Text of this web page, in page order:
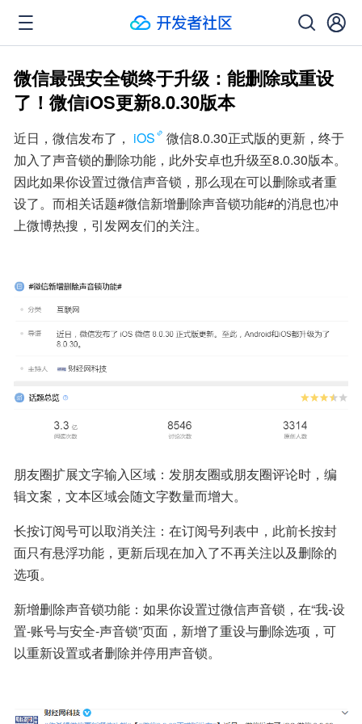
微信最强安全锁终于升级：能删除或重设
了！微信iOS更新8.0.30版本
近日，微信发布了， iOS
微信8.0.30正式版的更新，终于
加入了声音锁的删除功能，此外安卓也升级至8.0.30版本。
因此如果你设置过微信声音锁，那么现在可以删除或者重
设了。而相关话题#微信新增删除声音锁功能#的消息也冲
上微博热搜，引发网友们的关注。
朋友圈扩展文字输入区域：发朋友圈或朋友圈评论时，编
辑文案，文本区域会随文字数量而增大。
长按订阅号可以取消关注：在订阅号列表中，此前长按封
面只有悬浮功能，更新后现在加入了不再关注以及删除的
选项。
新增删除声音锁功能：如果你设置过微信声音锁，在“我-设
置-账号与安全-声音锁”页面，新增了重设与删除选项，可
以重新设置或者删除并停用声音锁。